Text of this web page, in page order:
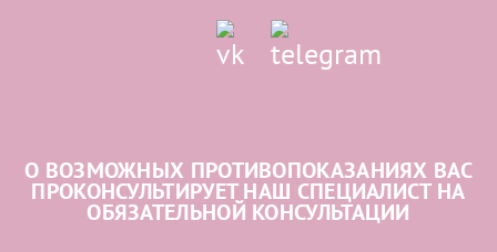
О ВОЗМОЖНЫХ ПРОТИВОПОКАЗАНИЯХ ВАС
ПРОКОНСУЛЬТИРУЕТ НАШ СПЕЦИАЛИСТ НА
ОБЯЗАТЕЛЬНОЙ КОНСУЛЬТАЦИИ